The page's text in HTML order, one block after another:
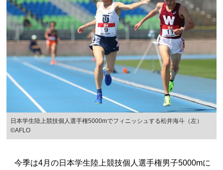
日本学生陸上競技個人選手権5000mでフィニッシュする松井海斗（左）
©AFLO
今季は4月の日本学生陸上競技個人選手権男子5000mに